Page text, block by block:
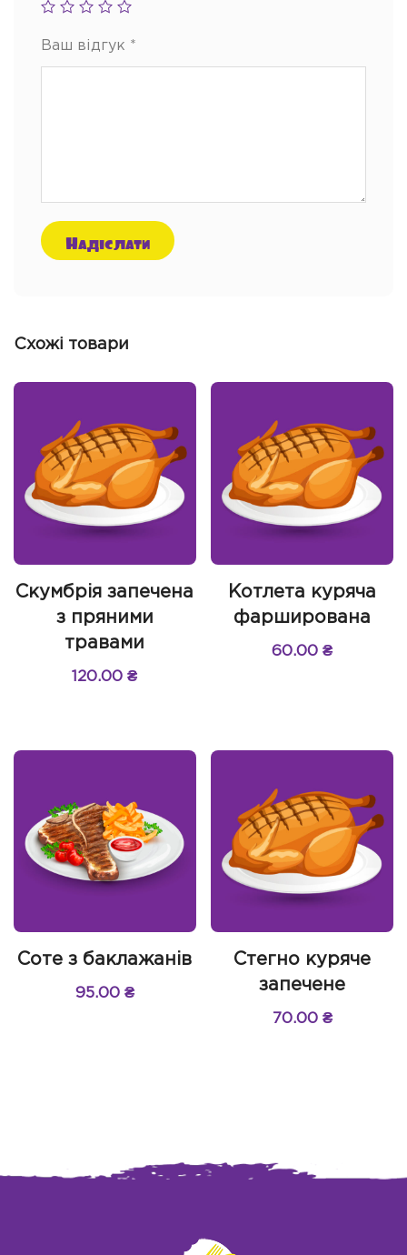
Ваш відгук *
Схожі товари
Скумбрія запечена
з пряними
травами
120.00₴
Котлета куряча
фарширована
60.00₴
Соте з баклажанів
95.00 ₴
Стегно куряче
запечене
70.00 ₴